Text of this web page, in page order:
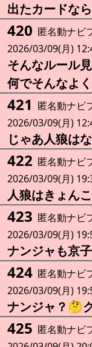
出たカードな
420 匿名動ナビ
2026/03/09(月)
そんなルール
何でそんなよ
421 匿名動ナビ
2026/03/09(月)
じゃあ人狼は
422 匿名動ナビ
2026/03/09(月)
人狼はきょん
423 匿名動ナビ
2026/03/09(月)
ナンジャも京
424 匿名動ナビ
2026/03/09(月)
ナンジャ？🤔
425 匿名動ナビ